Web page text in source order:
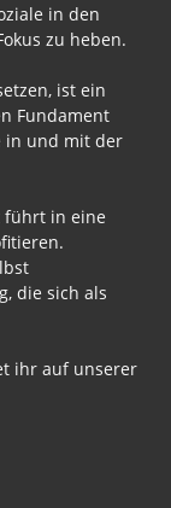
in den
zu heben.
ist ein
Fundament
in und mit der
führt in eine
die sich als
ihr auf unserer